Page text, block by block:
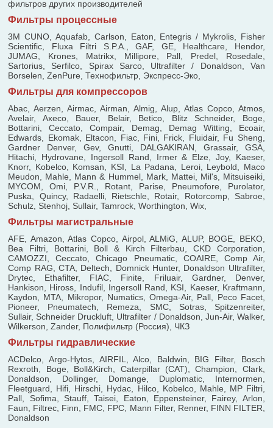
фильтров других производителей
Фильтры процессные
3M CUNO, Aquafab, Carlson, Eaton, Entegris / Mykrolis, Fisher
Scientific, Fluxa Filtri S.P.A., GAF, GE, Healthcare, Hendor,
JUMAG, Krones, Matrikx, Millipore, Pall, Predel, Rosedale,
Sartorius, Serfilco, Spirax Sarco, Ultrafilter / Donaldson, Van
Borselen, ZenPure, Технофильтр, Экспресс-Эко,
Фильтры для компрессоров
Abac, Aerzen, Airmac, Airman, Almig, Alup, Atlas Copco, Atmos,
Avelair, Axeco, Bauer, Belair, Betico, Blitz Schneider, Boge,
Bottarini, Ceccato, Compair, Demag, Demag Witting, Ecoair,
Edwards, Ekomak, Eltacon, Fiac, Fini, Frick, Fluidair, Fu Sheng,
Gardner Denver, Gev, Gnutti, DALGAKIRAN, Grassair, GSA,
Hitachi, Hydrovane, Ingersoll Rand, Irmer & Elze, Joy, Kaeser,
Knorr, Kobelco, Komsan, KSI, La Padana, Leroi, Leybold, Maco
Meudon, Mahle, Mann & Hummel, Mark, Mattei, Mil's, Mitsuiseiki,
MYCOM, Omi, P.V.R., Rotant, Parise, Pneumofore, Purolator,
Puska, Quincy, Radaelli, Rietschle, Rotair, Rotorcomp, Sabroe,
Schulz, Stenhoj, Sullair, Tamrock, Worthington, Wix,
Фильтры магистральные
AFE, Amazon, Atlas Copco, Airpol, ALMiG, ALUP, BOGE, BEKO,
Bea Filtri, Bottarini, Boll & Kirch Filterbau, CKD Corporation,
CAMOZZI, Ceccato, Chicago Pneumatic, COAIRE, Comp Air,
Comp RAG, CTA, Deltech, Domnick Hunter, Donaldson Ultrafilter,
Drytec, Ethafilter, FIAC, Finite, Friluair, Gardner, Denver,
Hankison, Hiross, Indufil, Ingersoll Rand, KSI, Kaeser, Kraftmann,
Kaydon, MTA, Mikropor, Numatics, Omega-Air, Pall, Peco Facet,
Pioneer, Pneumatech, Remeza, SMC, Sotras, Spitzenreiter,
Sullair, Schneider Druckluft, Ultrafilter / Donaldson, Jun-Air, Walker,
Wilkerson, Zander, Полифильтр (Россия), ЧКЗ
Фильтры гидравлические
ACDelco, Argo-Hytos, AIRFIL, Alco, Baldwin, BIG Filter, Bosch
Rexroth, Boge, Boll&Kirch, Caterpillar (CAT), Champion, Clark,
Donaldson, Dollinger, Domange, Duplomatic, Internormen,
Fleetguard, Hifi, Hirschi, Hydac, Hilco, Kobelco, Mahle, MP Filtri,
Pall, Sofima, Stauff, Taisei, Eaton, Eppensteiner, Fairey, Arlon,
Faun, Filtrec, Finn, FMC, FPC, Mann Filter, Renner, FINN FILTER,
Donaldson